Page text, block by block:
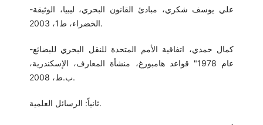
-علي يوسف شكري، مبادئ القانون البحري، ليبيا، الوثيقة
الخضراء، ط1، 2003.
-كمال حمدي، اتفاقية الأمم المتحدة للنقل البحري للبضائع
عام 1978" قواعد هامبورغ، منشأة المعارف، الإسكندرية،
ب.ط، 2008.
ثانياً: الرسائل العلمية.